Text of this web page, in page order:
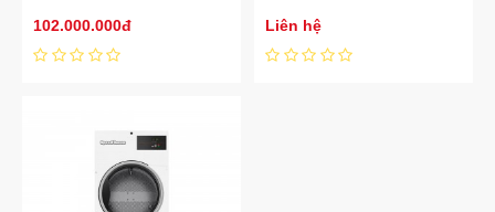
102.000.000đ
Liên hệ